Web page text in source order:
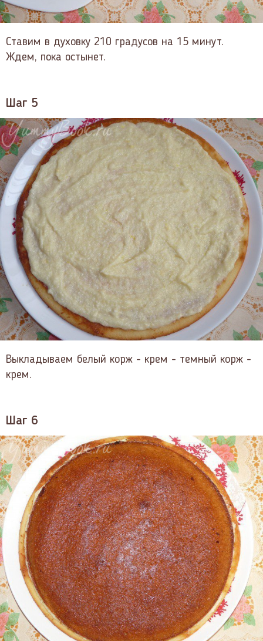
Ставим в духовку 210 градусов на 15 минут.
Ждем, пока остынет.
Шаг 5
Выкладываем белый корж - крем - темный корж -
крем.
Шаг 6